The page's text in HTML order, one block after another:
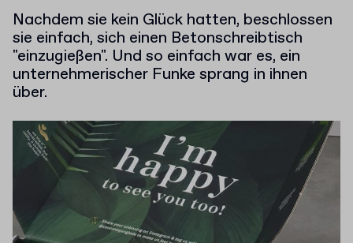
Nachdem sie kein Glück hatten, beschlossen
sie einfach, sich einen Betonschreibtisch
"einzugießen". Und so einfach war es, ein
unternehmerischer Funke sprang in ihnen
über.